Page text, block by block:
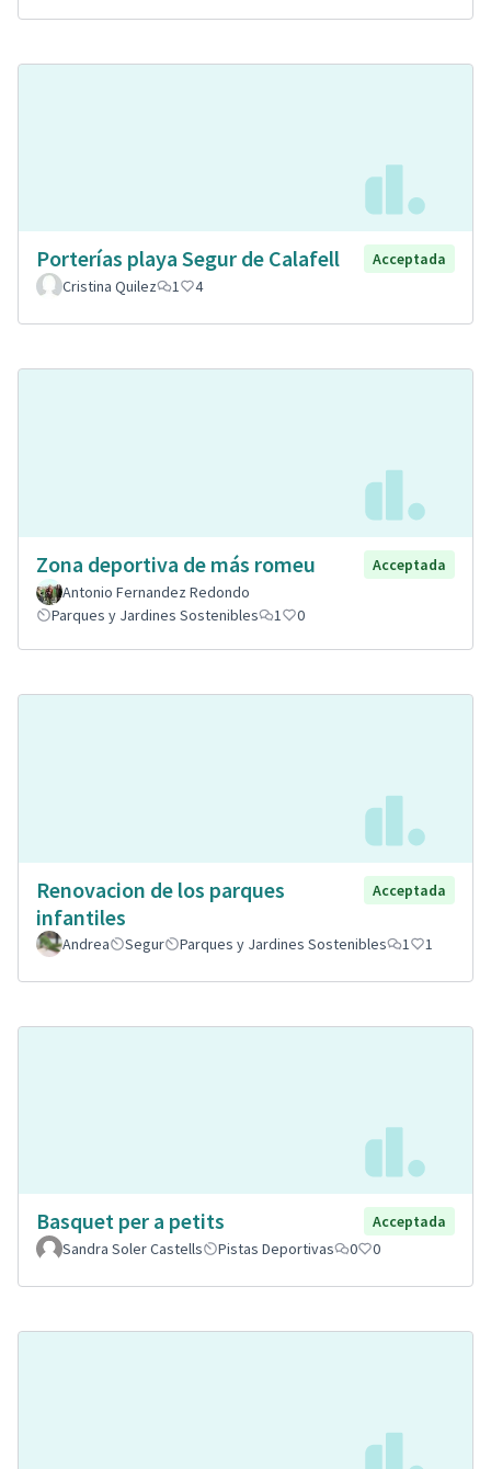
Porterías playa Segur de Calafell
Acceptada
Cristina Quilez
1 4
Zona deportiva de más romeu
Acceptada
Antonio Fernandez Redondo
Parques y Jardines Sostenibles
1 0
Renovacion de los parques
infantiles
Acceptada
Andrea Segur Parques y Jardines Sostenibles 1 1
Basquet per a petits
Acceptada
Sandra Soler Castells
Pistas Deportivas 0 0